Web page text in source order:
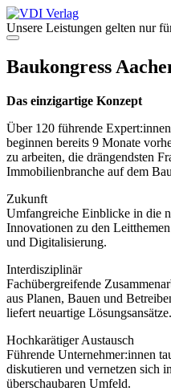
Zum
Inhalt
springen
Unsere Leistungen gelten nur
Menü
Baukongress
Das einzigartige Konzept
Über 120 führende
beginnen bereits 9 Monate
zu arbeiten, die drängendsten
Immobilienbranche auf dem
Zukunft
Umfangreiche Einblicke in die
Innovationen zu den
und Digitalisierung.
Interdisziplinär
Fachübergreifende
aus Planen, Bauen und
liefert neuartige Lösungsansätze.
Hochkarätiger Austausch
Führende Unternehmer:innen
diskutieren und vernetzen sich
überschaubaren Umfeld.